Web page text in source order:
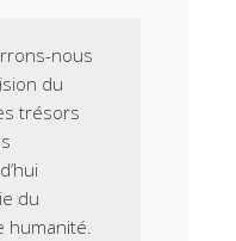
nous
du
trésors
du